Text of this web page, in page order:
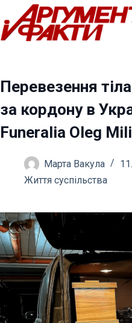
Перейти
до
вмісту
Перевезення
за кордону в
Funeralia Oleg
Марта Вакула
Життя суспільства